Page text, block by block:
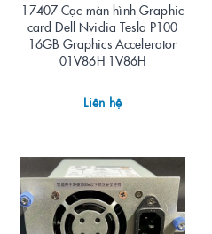
17407 Cạc màn hình Graphic
card Dell Nvidia Tesla P100
16GB Graphics Accelerator
01V86H 1V86H
Liên hệ